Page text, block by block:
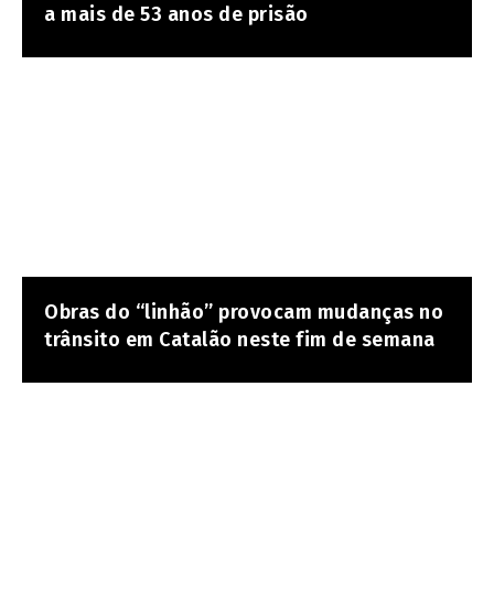
a mais de 53 anos de prisão
Obras do “linhão” provocam mudanças no
trânsito em Catalão neste fim de semana